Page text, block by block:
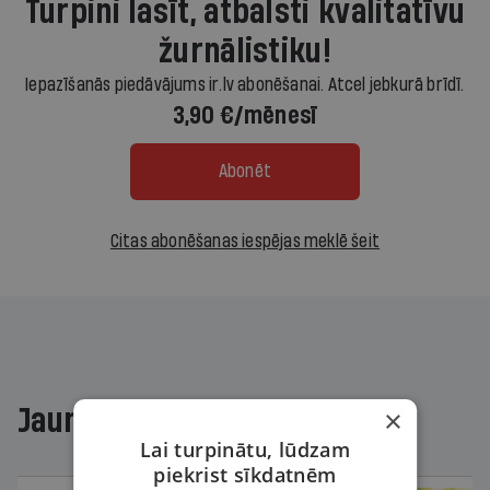
Turpini lasīt, atbalsti kvalitatīvu
žurnālistiku!
Iepazīšanās piedāvājums ir.lv abonēšanai. Atcel jebkurā brīdī.
3,90 €/mēnesī
Abonēt
Citas abonēšanas iespējas meklē šeit
Jaunākajā žurnālā ×
Lai turpinātu, lūdzam
piekrist sīkdatnēm